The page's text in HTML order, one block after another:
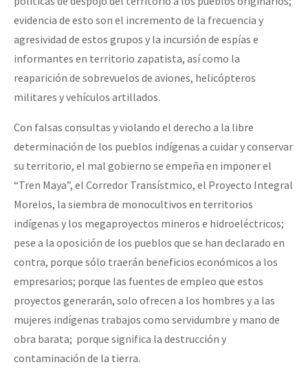
evidencia de esto son el incremento de la frecuencia y
agresividad de estos grupos y la incursión de espías e
informantes en territorio zapatista, así como la
reaparición de sobrevuelos de aviones, helicópteros
militares y vehículos artillados.
Con falsas consultas y violando el derecho a la libre
determinación de los pueblos indígenas a cuidar y conservar
su territorio, el mal gobierno se empeña en imponer el
“Tren Maya”, el Corredor Transístmico, el Proyecto Integral
Morelos, la siembra de monocultivos en territorios
indígenas y los megaproyectos mineros e hidroeléctricos;
pese a la oposición de los pueblos que se han declarado en
contra, porque sólo traerán beneficios económicos a los
empresarios; porque las fuentes de empleo que estos
proyectos generarán, solo ofrecen a los hombres y a las
mujeres indígenas trabajos como servidumbre y mano de
obra barata; porque significa la destrucción y
contaminación de la tierra.